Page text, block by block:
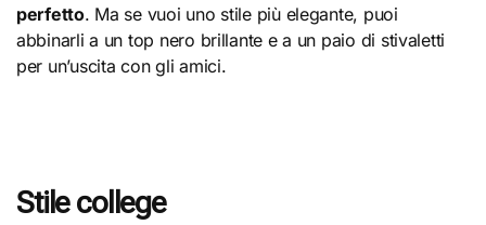
perfetto. Ma se vuoi uno stile più elegante, puoi
abbinarli a un top nero brillante e a un paio di stivaletti
per un’uscita con gli amici.
Stile college